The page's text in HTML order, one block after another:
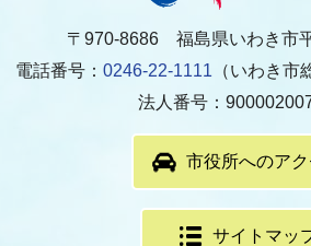
〒970-8686 福島県いわき市
電話番号： 0246-22-1111 （いわき市
法人番号：
市役所へのアク
サイトマッ